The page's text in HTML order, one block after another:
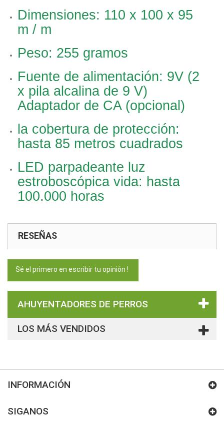
Dimensiones: 110 x 100 x 95
m / m
Peso: 255 gramos
Fuente de alimentación: 9V (2
x pila alcalina de 9 V)
Adaptador de CA (opcional)
la cobertura de protección:
hasta 85 metros cuadrados
LED parpadeante luz
estroboscópica vida: hasta
100.000 horas
RESEÑAS
Sé el primero en escribir tu opinión !
AHUYENTADORES DE PERROS
LOS MÁS VENDIDOS
INFORMACIÓN
SIGANOS